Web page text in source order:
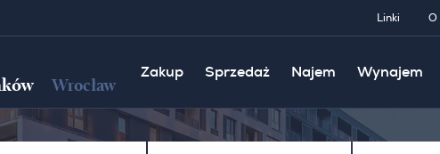
Linki O
Wrocław
Zakup Sprzedaż Najem Wynajem